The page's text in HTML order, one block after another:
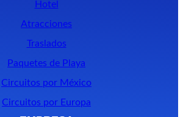
Hotel
Atracciones
Traslados
Paquetes de Playa
Circuitos por México
Circuitos por Europa